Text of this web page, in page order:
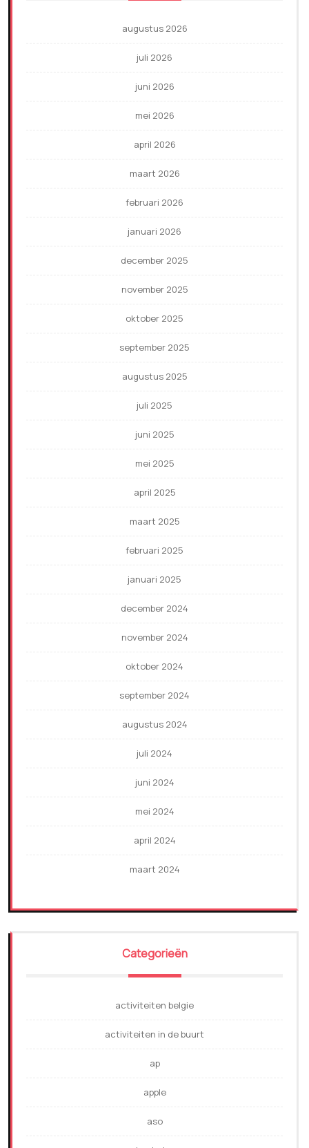
augustus 2026
juli 2026
juni 2026
mei 2026
april 2026
maart 2026
februari 2026
januari 2026
december 2025
november 2025
oktober 2025
september 2025
augustus 2025
juli 2025
juni 2025
mei 2025
april 2025
maart 2025
februari 2025
januari 2025
december 2024
november 2024
oktober 2024
september 2024
augustus 2024
juli 2024
juni 2024
mei 2024
april 2024
maart 2024
Categorieën
activiteiten belgie
activiteiten in de buurt
ap
apple
aso